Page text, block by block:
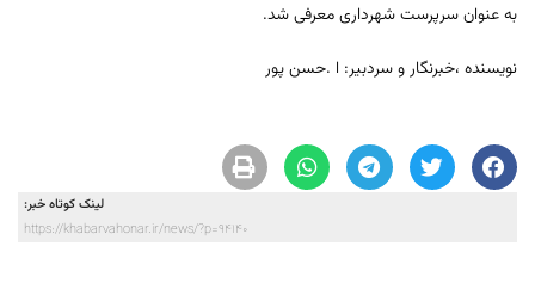
به عنوان سرپرست شهرداری معرفی شد.
نویسنده ،خبرنگار و سردبیر: ا .حسن پور
لینک کوتاه خبر:
https://khabarvahonar.ir/news/?p=94140